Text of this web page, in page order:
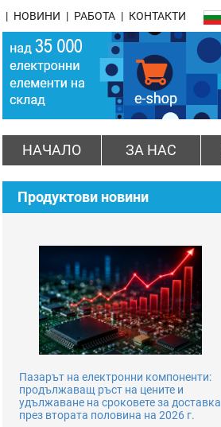
НОВИНИ РАБОТА КОНТАКТИ
НАЧАЛО ЗА НАС
Продуктови новини
Пазарът на електронни компоненти:
продължаващ ръст на цените и
удължаване на сроковете за доставка
през втората половина на 2026 г.